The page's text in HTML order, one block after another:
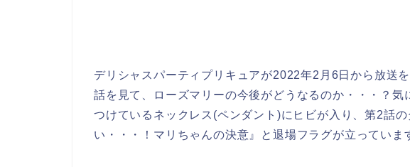
デリシャスパーティプリキュアが2022年2月6日から放送
話を見て、ローズマリーの今後がどうなるのか・・・？気
つけているネックレス(ペンダント)にヒビが入り、第2話
い・・・！マリちゃんの決意』と退場フラグが立っていま